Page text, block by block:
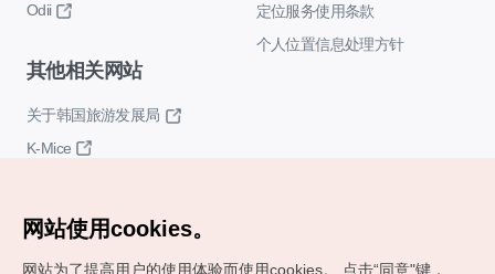
Odii
定位服务使用条款
个人位置信息处理方针
其他相关网站
关于韩国旅游发展局
K-Mice
网站使用cookies。
网站为了提高用户的使用体验而使用cookies。 点击“同意"键，